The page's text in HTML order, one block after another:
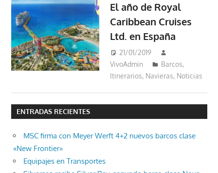
como
los
vivo,
los
cuento
El año de Royal
Caribbean Cruises
Ltd. en España
21/01/2019
VivoAdmin
Barcos,
Itinerarios, Navieras, Noticias
ENTRADAS RECIENTES
MSC firma con Meyer Werft 4+2 nuevos barcos clase
«New Frontier»
Equipajes en Transportes